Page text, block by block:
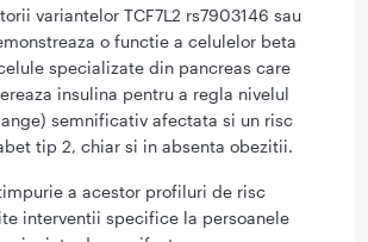
variantelor TCF7L2 rs7903146 ​​sau
o functie a celulelor beta
specializate din pancreas care
insulina pentru a regla nivelul
semnificativ afectata si un risc
tip 2, chiar si in absenta obezitii.
a acestor profiluri de risc
interventii specifice la persoanele